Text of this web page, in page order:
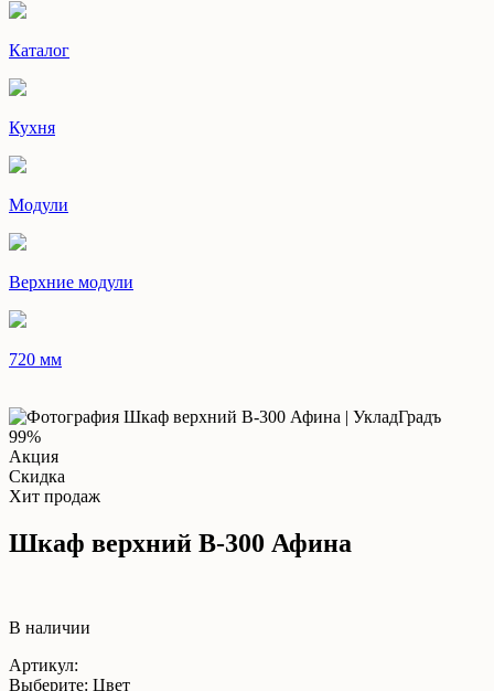
Каталог
Кухня
Модули
Верхние модули
720 мм
99%
Акция
Скидка
Хит продаж
Шкаф верхний В-300 Афина
В наличии
Артикул:
Выберите: Цвет